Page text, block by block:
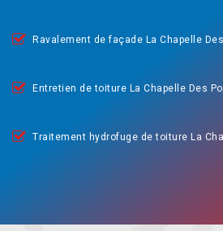
Ravalement de façade La Chapelle
Entretien de toiture La Chapelle Des
Traitement hydrofuge de toiture La